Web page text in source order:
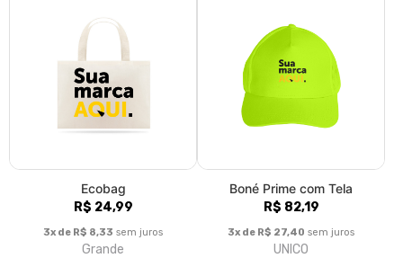
Ecobag
R$ 24,99
3x de R$ 8,33 sem juros
Grande
Boné Prime com Tela
R$ 82,19
3x de R$ 27,40 sem juros
UNICO